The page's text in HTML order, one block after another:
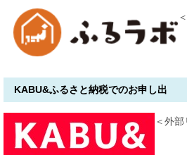
KABU&ふるさと納税でのお申し出
＜外部